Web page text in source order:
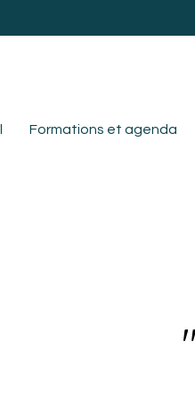
Formations et agenda